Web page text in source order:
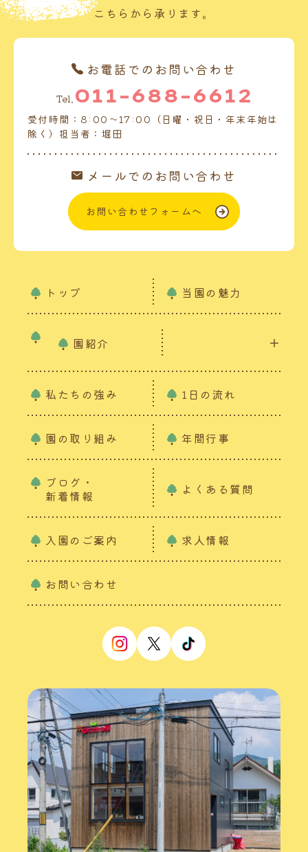
こちらから承ります。
お電話でのお問い合わせ
Tel. 011-688-6612
受付時間：8:00～17:00（日曜・祝日・年末年始は
除く）担当者：堀田
メールでのお問い合わせ
お問い合わせフォームへ
トップ 当園の魅力
園紹介
私たちの強み 1日の流れ
園の取り組み 年間行事
ブログ・
新着情報
よくある質問
入園のご案内 求人情報
お問い合わせ